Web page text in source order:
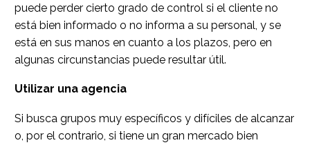
puede perder cierto grado de control si el cliente no
está bien informado o no informa a su personal, y se
está en sus manos en cuanto a los plazos, pero en
algunas circunstancias puede resultar útil.
Utilizar una agencia
Si busca grupos muy específicos y difíciles de alcanzar
o, por el contrario, si tiene un gran mercado bien